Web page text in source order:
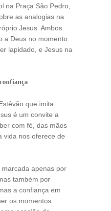
na Praça São Pedro,
as analogias na
Jesus. Ambos
a Deus no momento
lapidado, e Jesus na
que imita
é um convite a
com fé, das mãos
vida nos oferece de
apenas por
também por
a confiança em
os momentos